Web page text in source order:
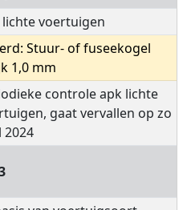
voertuigen
Stuur- of fuseekogel
1,0 mm
controle apk lichte
gaat vervallen op zo
2024